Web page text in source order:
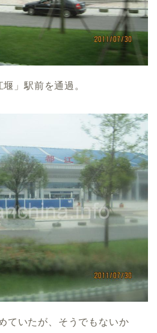
」駅前を通過。
ていたが、そうでもないか